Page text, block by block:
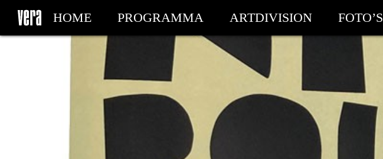
HOME PROGRAMMA ARTDIVISION FOTO’S
MIJN TICKETS